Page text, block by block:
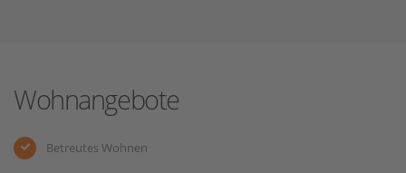
Wohnangebote
Betreutes Wohnen